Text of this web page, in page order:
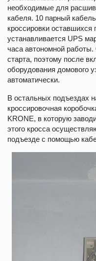
необходимые для
кабеля. 10 парный
кроссировки
устанавливается UPS
часа автономной
старта, поэтому после
оборудования домового
автоматически.
В остальных подъездах
кроссировочная
KRONE, в которую
этого кросса
подъезде с помощью